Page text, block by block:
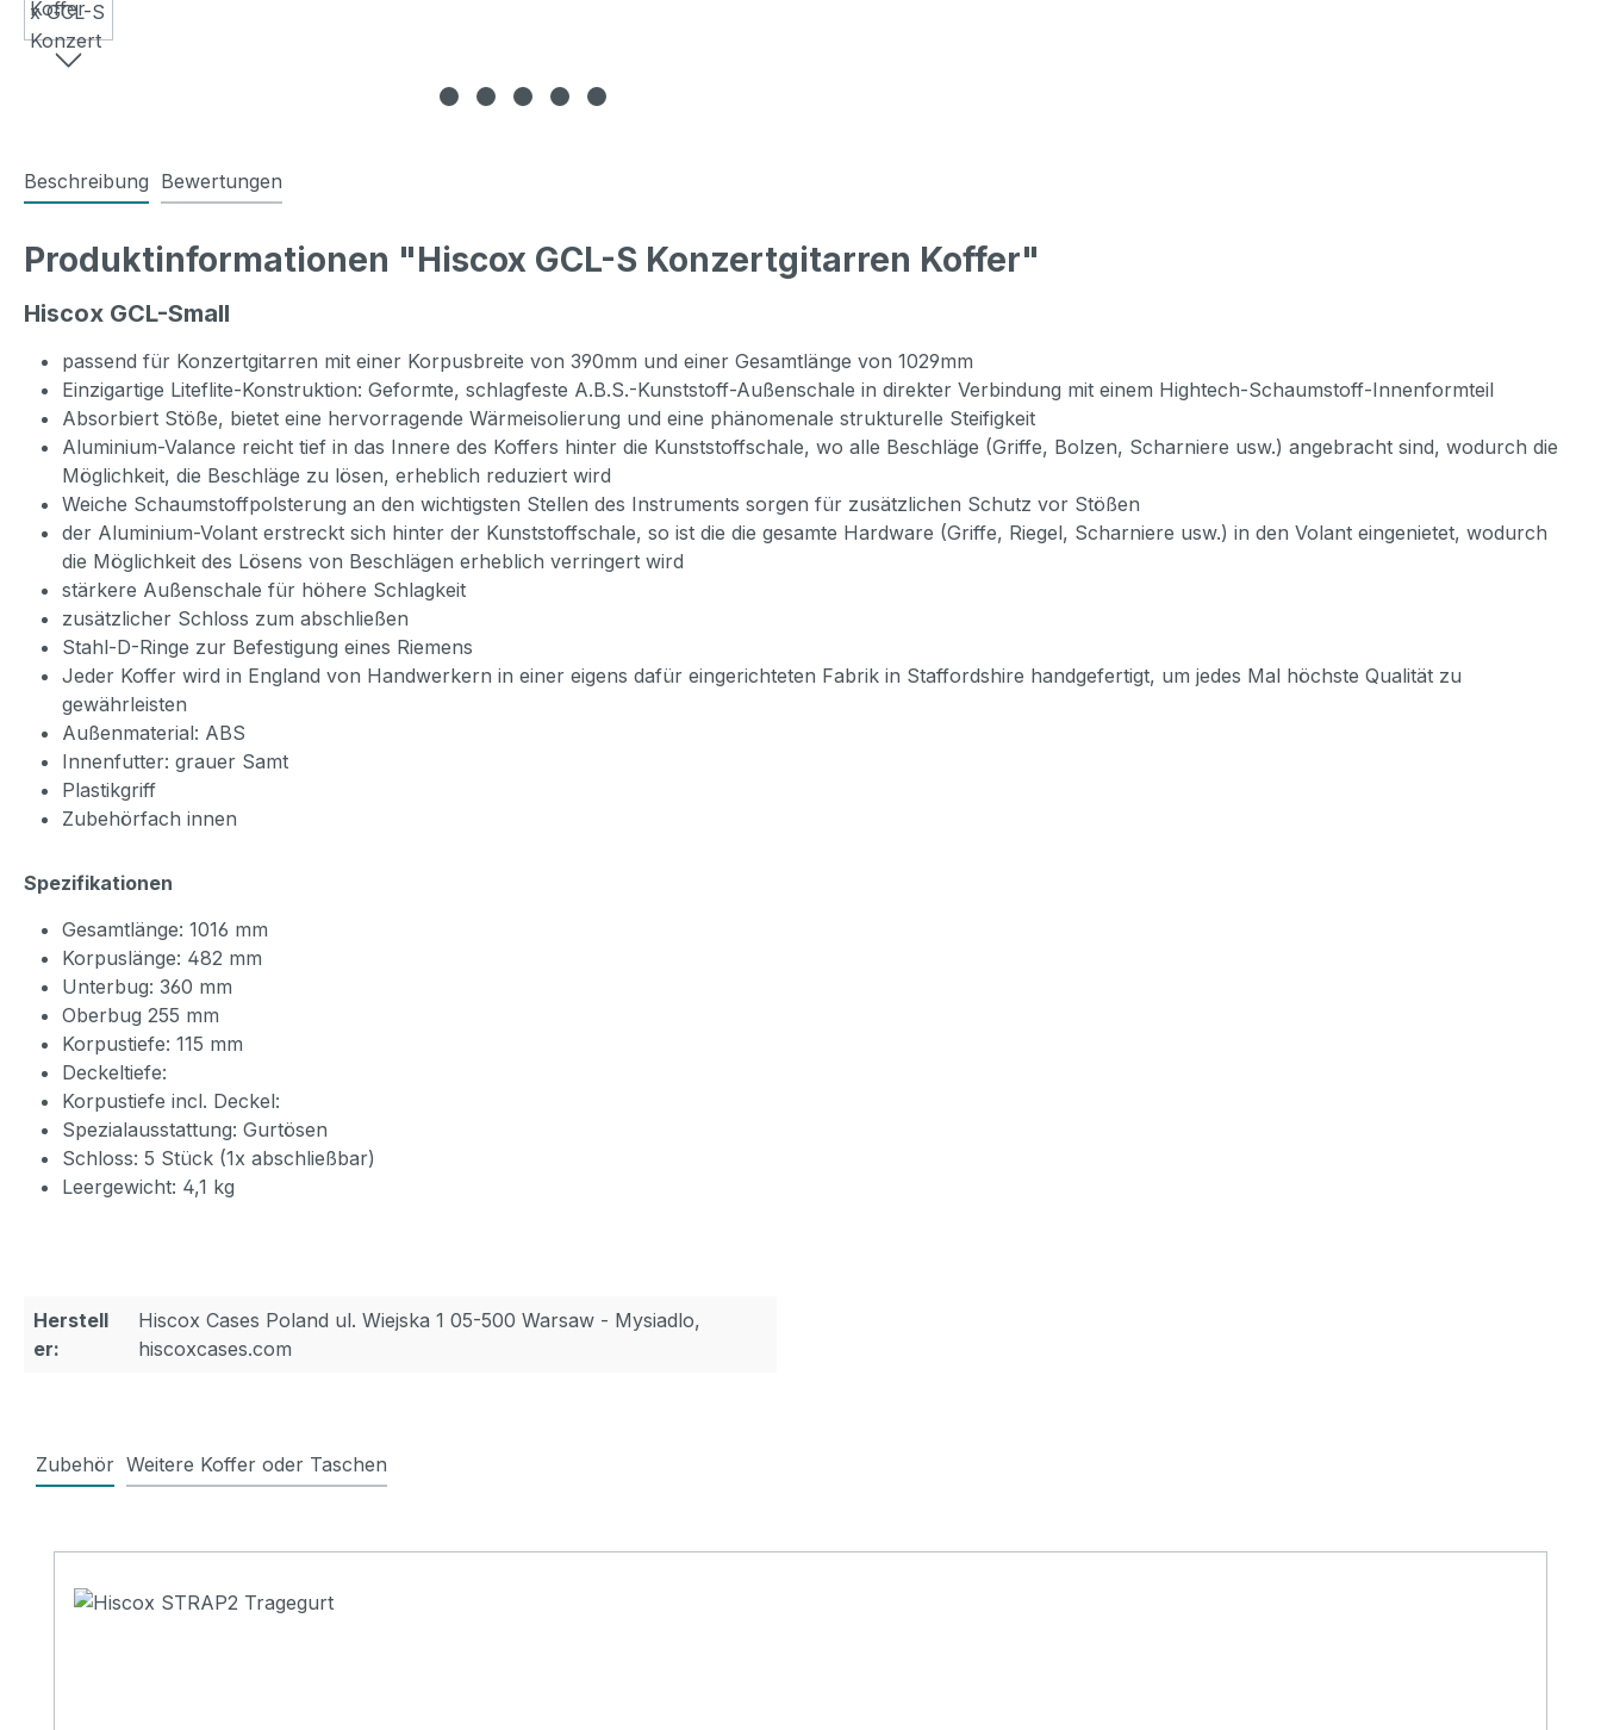
Beschreibung Bewertungen
Produktinformationen "Hiscox GCL-S Konzertgitarren Koffer"
Hiscox GCL-Small
passend für Konzertgitarren mit einer Korpusbreite von 390mm und einer Gesamtlänge von 1029mm
Einzigartige Liteflite-Konstruktion: Geformte, schlagfeste A.B.S.-Kunststoff-Außenschale in direkter Verbindung mit einem Hightech-Schaumstoff-Innenformteil
Absorbiert Stöße, bietet eine hervorragende Wärmeisolierung und eine phänomenale strukturelle Steifigkeit
Aluminium-Valance reicht tief in das Innere des Koffers hinter die Kunststoffschale, wo alle Beschläge (Griffe, Bolzen, Scharniere usw.) angebracht sind, wodurch die
Möglichkeit, die Beschläge zu lösen, erheblich reduziert wird
Weiche Schaumstoffpolsterung an den wichtigsten Stellen des Instruments sorgen für zusätzlichen Schutz vor Stößen
der Aluminium-Volant erstreckt sich hinter der Kunststoffschale, so ist die die gesamte Hardware (Griffe, Riegel, Scharniere usw.) in den Volant eingenietet, wodurch
die Möglichkeit des Lösens von Beschlägen erheblich verringert wird
stärkere Außenschale für höhere Schlagkeit
zusätzlicher Schloss zum abschließen
Stahl-D-Ringe zur Befestigung eines Riemens
Jeder Koffer wird in England von Handwerkern in einer eigens dafür eingerichteten Fabrik in Staffordshire handgefertigt, um jedes Mal höchste Qualität zu
gewährleisten
Außenmaterial: ABS
Innenfutter: grauer Samt
Plastikgriff
Zubehörfach innen
Spezifikationen
Gesamtlänge: 1016 mm
Korpuslänge: 482 mm
Unterbug: 360 mm
Oberbug 255 mm
Korpustiefe: 115 mm
Deckeltiefe:
Korpustiefe incl. Deckel:
Spezialausstattung: Gurtösen
Schloss: 5 Stück (1x abschließbar)
Leergewicht: 4,1 kg
Herstell
er:
Hiscox Cases Poland ul. Wiejska 1 05-500 Warsaw - Mysiadlo,
hiscoxcases.com
Zubehör Weitere Koffer oder Taschen